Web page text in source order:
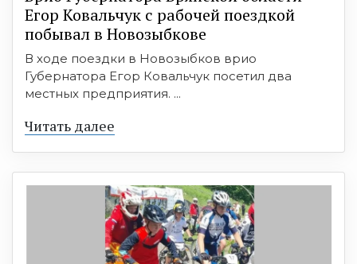
Егор Ковальчук с рабочей поездкой
побывал в Новозыбкове
В ходе поездки в Новозыбков врио
Губернатора Егор Ковальчук посетил два
местных предприятия. ...
Читать далее